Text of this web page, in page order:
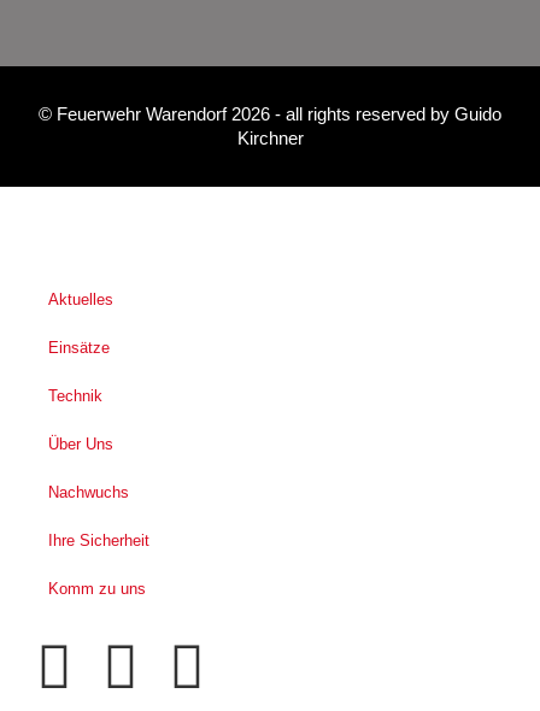
© Feuerwehr Warendorf 2026 - all rights reserved by Guido
Kirchner
Aktuelles
Einsätze
Technik
Über Uns
Nachwuchs
Ihre Sicherheit
Komm zu uns